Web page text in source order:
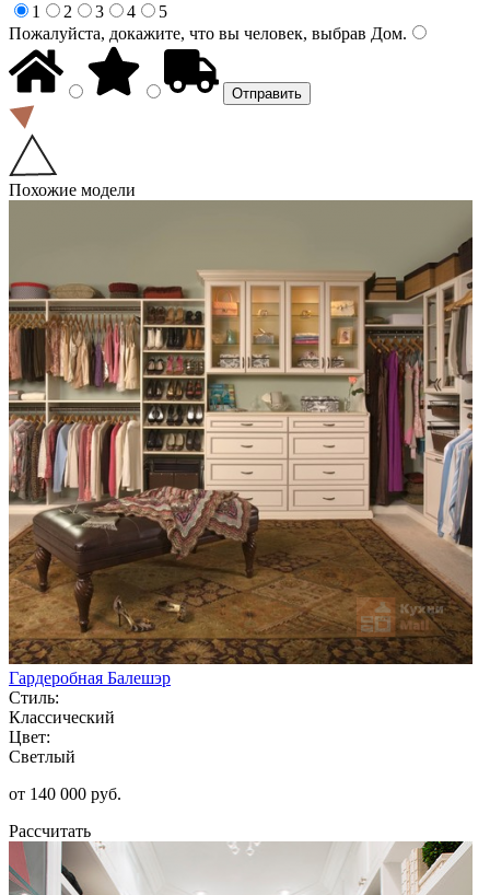
1
2 3 4
5
Пожалуйста, докажите, что вы человек, выбрав Дом.
Похожие модели
Гардеробная Балешэр
Стиль:
Классический
Цвет:
Светлый
от 140 000 руб.
Рассчитать